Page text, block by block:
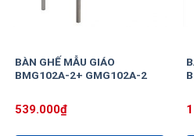
BÀN GHẾ MẪU GIÁO
BMG102A-2+ GMG102A-2
539.000₫